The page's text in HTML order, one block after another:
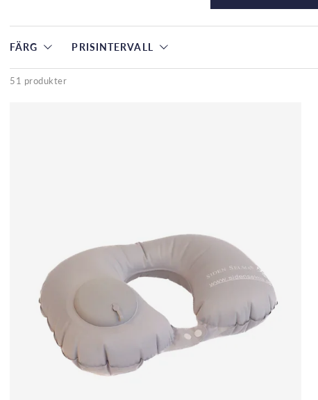
FÄRG PRISINTERVALL
51 produkter